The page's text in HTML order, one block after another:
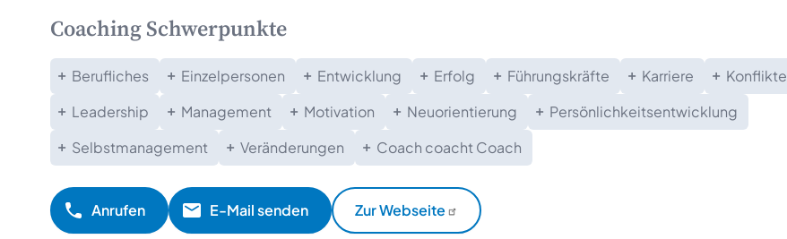
Coaching Schwerpunkte
Berufliches Einzelpersonen Entwicklung Erfolg Führungskräfte Karriere
Konflikte
Leadership
Management Motivation Neuorientierung
Persönlichkeitsentwicklung
Selbstmanagement
Veränderungen Coach coacht Coach
Anrufen E-Mail senden Zur Webseite